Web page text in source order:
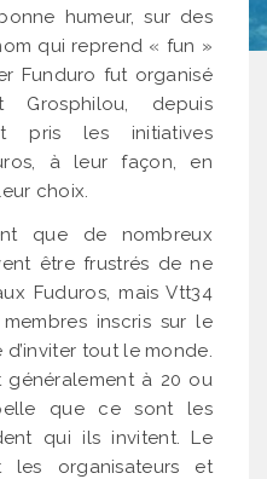
humeur, sur des
qui reprend « fun »
Funduro fut organisé
Grosphilou, depuis
pris les initiatives
à leur façon, en
choix.
que de nombreux
être frustrés de ne
Fuduros, mais Vtt34
inscris sur le
tout le monde.
généralement à 20 ou
que ce sont les
qui ils invitent. Le
organisateurs et